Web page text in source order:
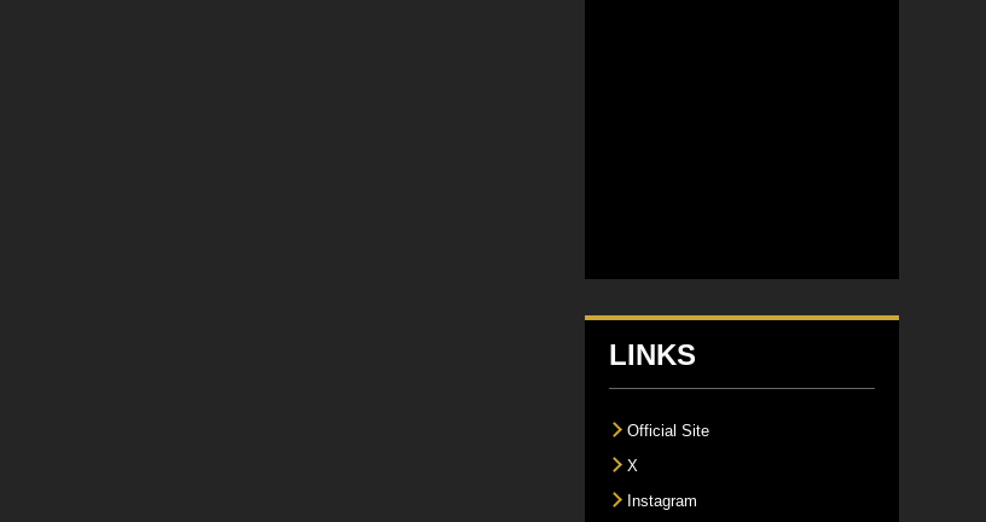
LINKS
Official Site
X
Instagram